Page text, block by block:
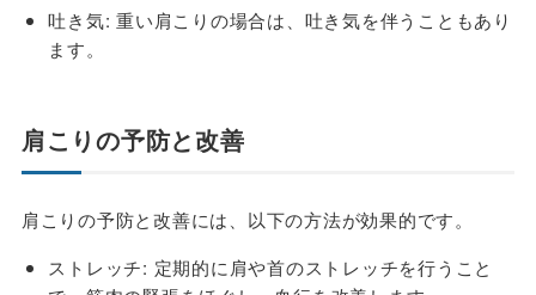
吐き気: 重い肩こりの場合は、吐き気を伴うこともあり
ます。
肩こりの予防と改善
肩こりの予防と改善には、以下の方法が効果的です。
ストレッチ: 定期的に肩や首のストレッチを行うこと